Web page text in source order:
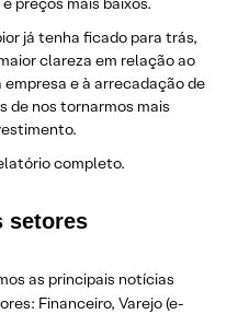
já tenha ficado para trás,
clareza em relação ao
e à arrecadação de
de nos tornarmos mais
completo.
setores
as principais notícias
es: Financeiro, Varejo(e-